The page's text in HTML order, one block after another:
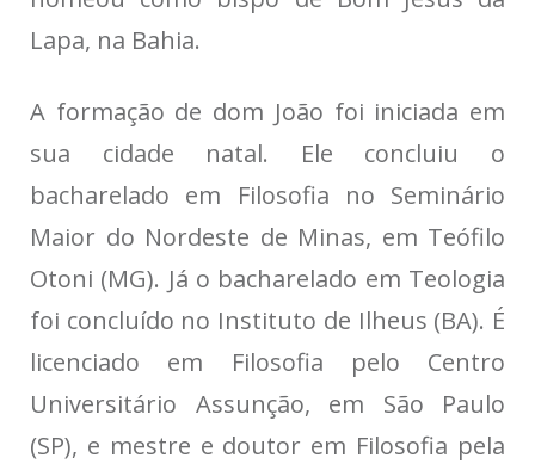
Lapa, na Bahia.
A formação de dom João foi iniciada em
sua cidade natal. Ele concluiu o
bacharelado em Filosofia no Seminário
Maior do Nordeste de Minas, em Teófilo
Otoni (MG). Já o bacharelado em Teologia
foi concluído no Instituto de Ilheus (BA). É
licenciado em Filosofia pelo Centro
Universitário Assunção, em São Paulo
(SP), e mestre e doutor em Filosofia pela